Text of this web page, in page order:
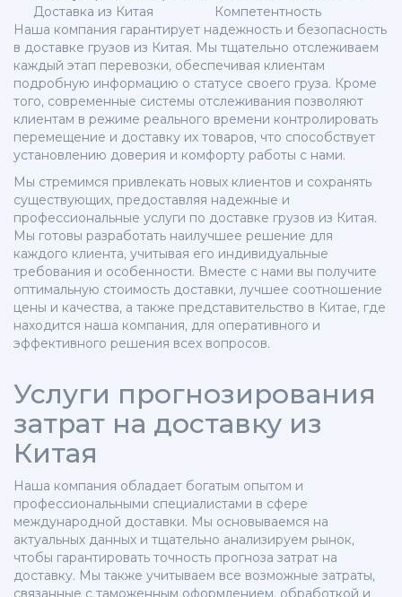
Доставка из Китая
Компетентность
Наша компания гарантирует надежность и безопасность
в доставке грузов из Китая. Мы тщательно отслеживаем
каждый этап перевозки, обеспечивая клиентам
подробную информацию о статусе своего груза. Кроме
того, современные системы отслеживания позволяют
клиентам в режиме реального времени контролировать
перемещение и доставку их товаров, что способствует
установлению доверия и комфорту работы с нами.
Мы стремимся привлекать новых клиентов и сохранять
существующих, предоставляя надежные и
профессиональные услуги по доставке грузов из Китая.
Мы готовы разработать наилучшее решение для
каждого клиента, учитывая его индивидуальные
требования и особенности. Вместе с нами вы получите
оптимальную стоимость доставки, лучшее соотношение
цены и качества, а также представительство в Китае, где
находится наша компания, для оперативного и
эффективного решения всех вопросов.
Услуги прогнозирования
затрат на доставку из
Китая
Наша компания обладает богатым опытом и
профессиональными специалистами в сфере
международной доставки. Мы основываемся на
актуальных данных и тщательно анализируем рынок,
чтобы гарантировать точность прогноза затрат на
доставку. Мы также учитываем все возможные затраты,
связанные с таможенным оформлением, обработкой и